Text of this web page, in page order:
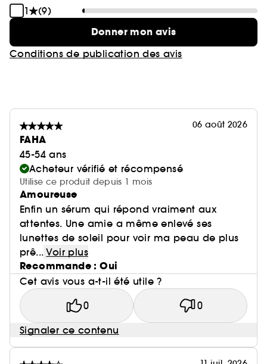
1
(9)
Donner mon avis
Conditions de publication des avis
06 août 2026
FAHA
45-54 ans
Acheteur vérifié et récompensé
Utilise ce produit depuis 1 mois
Amoureuse
Enfin un sérum qui répond vraiment aux
attentes. Une amie a même enlevé ses
lunettes de soleil pour voir ma peau de plus
prê... Voir plus
Recommande : Oui
Cet avis vous a-t-il été utile ?
0 0
Signaler ce contenu